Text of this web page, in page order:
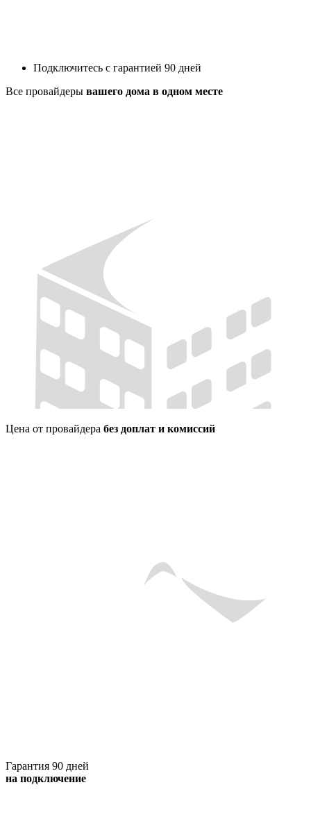
Подключитесь с гарантией 90 дней
Все провайдеры вашего дома в одном месте
Цена от провайдера без доплат и комиссий
Гарантия 90 дней
на подключение